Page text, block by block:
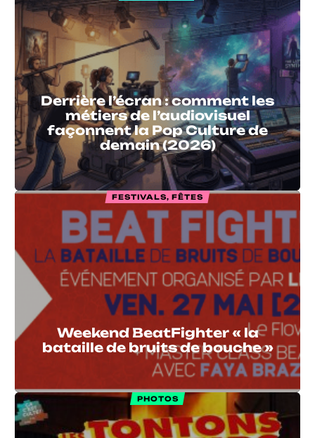
Derrière l’écran : comment les
métiers de l’audiovisuel
façonnent la Pop Culture de
demain (2026)
FESTIVALS, FÊTES
Weekend BeatFighter « la
bataille de bruits de bouche »
PHOTOS